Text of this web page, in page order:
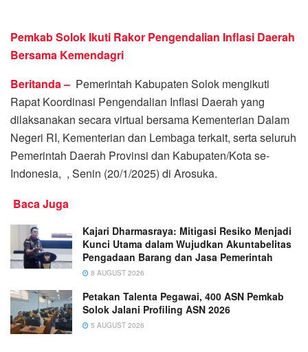
Pemkab Solok Ikuti Rakor Pengendalian Inflasi Daerah
Bersama Kemendagri
Beritanda – Pemerintah Kabupaten Solok mengikuti
Rapat Koordinasi Pengendalian Inflasi Daerah yang
dilaksanakan secara virtual bersama Kementerian Dalam
Negeri RI, Kementerian dan Lembaga terkait, serta seluruh
Pemerintah Daerah Provinsi dan Kabupaten/Kota se-
Indonesia, , Senin (20/1/2025) di Arosuka.
Baca Juga
Kajari Dharmasraya: Mitigasi Resiko Menjadi
Kunci Utama dalam Wujudkan Akuntabelitas
Pengadaan Barang dan Jasa Pemerintah
8 AUGUST 2026
Petakan Talenta Pegawai, 400 ASN Pemkab
Solok Jalani Profiling ASN 2026
5 AUGUST 2026